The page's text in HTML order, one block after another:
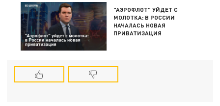
"АЭРОФЛОТ" УЙДЕТ С
МОЛОТКА: В РОССИИ
НАЧАЛАСЬ НОВАЯ
ПРИВАТИЗАЦИЯ